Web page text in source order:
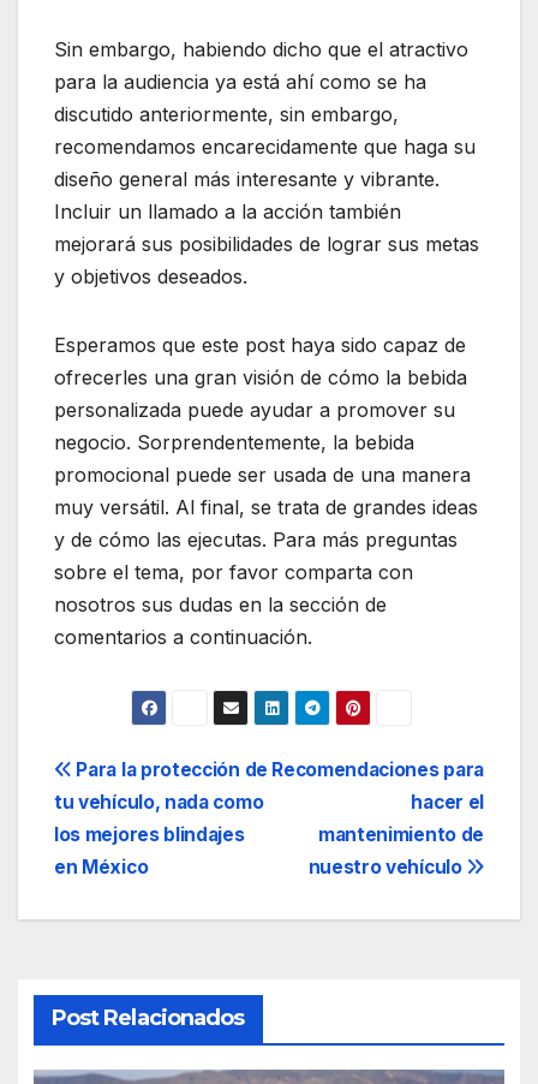
Sin embargo, habiendo dicho que el atractivo
para la audiencia ya está ahí como se ha
discutido anteriormente, sin embargo,
recomendamos encarecidamente que haga su
diseño general más interesante y vibrante.
Incluir un llamado a la acción también
mejorará sus posibilidades de lograr sus metas
y objetivos deseados.
Esperamos que este post haya sido capaz de
ofrecerles una gran visión de cómo la bebida
personalizada puede ayudar a promover su
negocio. Sorprendentemente, la bebida
promocional puede ser usada de una manera
muy versátil. Al final, se trata de grandes ideas
y de cómo las ejecutas. Para más preguntas
sobre el tema, por favor comparta con
nosotros sus dudas en la sección de
comentarios a continuación.
Navegación
de
entradas
Recomendaciones para
hacer el
mantenimiento de
nuestro vehículo
Para la protección de
tu vehículo, nada como
los mejores blindajes
en México
Post Relacionados